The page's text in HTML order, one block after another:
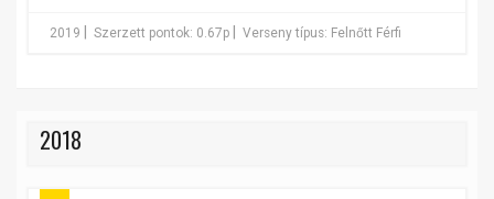
2019 Szerzett pontok: 0.67p Verseny típus: Felnőtt Férfi
2018